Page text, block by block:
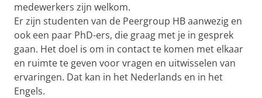
medewerkers zijn welkom.
Er zijn studenten van de Peergroup HB aanwezig en
ook een paar PhD-ers, die graag met je in gesprek
gaan. Het doel is om in contact te komen met elkaar
en ruimte te geven voor vragen en uitwisselen van
ervaringen. Dat kan in het Nederlands en in het
Engels.